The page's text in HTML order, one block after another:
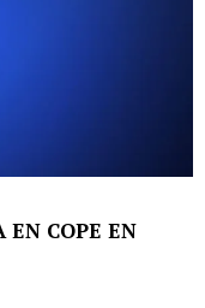
EN COPE EN